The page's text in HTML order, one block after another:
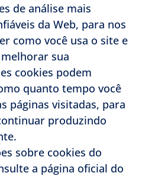
de análise mais
​​da Web, para nos
como você usa o site e
sua
cookies podem
quanto tempo você
páginas visitadas, para
produzindo
sobre cookies do
a página oficial do